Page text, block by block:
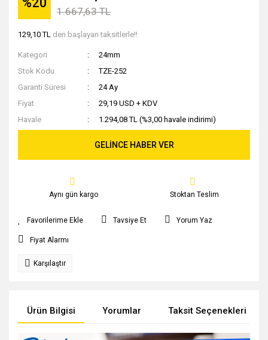
1.667,63 TL
129,10 TL den başlayan taksitlerle!!
Kategori
24mm
Stok Kodu
TZE-252
Garanti Süresi
24 Ay
Fiyat
29,19 USD + KDV
Havale
1.294,08 TL (%3,00 havale indirimi)
GELİNCE HABER VER
Aynı gün kargo Stoktan Teslim
Tavsiye Et Yorum Yaz
Fiyat Alarmı
Karşılaştır
Ürün Bilgisi Yorumlar Taksit Seçenekleri